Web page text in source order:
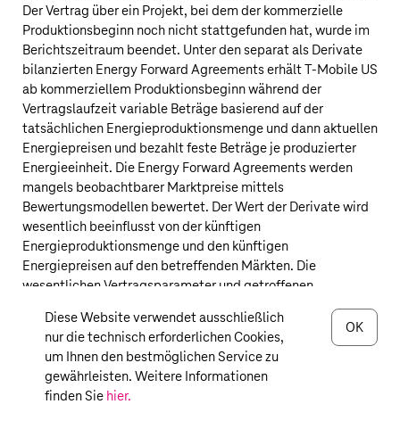
Der Vertrag über ein Projekt, bei dem der kommerzielle
Produktionsbeginn noch nicht stattgefunden hat, wurde im
Berichtszeitraum beendet. Unter den separat als Derivate
bilanzierten Energy Forward Agreements erhältT‑Mobile US
ab kommerziellem Produktionsbeginn während der
Vertragslaufzeit variable Beträge basierend auf der
tatsächlichen Energieproduktionsmenge und dann aktuellen
Energiepreisen und bezahlt feste Beträge je produzierter
Energieeinheit. Die Energy Forward Agreements werden
mangels beobachtbarer Marktpreise mittels
Bewertungsmodellen bewertet. Der Wert der Derivate wird
wesentlich beeinflusst von der künftigen
Energieproduktionsmenge und den künftigen
Energiepreisen auf den betreffenden Märkten. Die
wesentlichen Vertragsparameter und getroffenen
Annahmen sind in der nachfolgenden Tabelle dargestellt.
Nach Einschätzung derT‑Mobile USwurden die Verträge zu
aktuellen Marktkonditionen geschlossen, und bei der
Bewertung wurden die am besten geeigneten Werte für die
nicht beobachtbaren Eingangsparameter verwendet. Der
Transaktionspreis bei Vertragsschluss betrug jeweils Null.
Diese Website verwendet ausschließlich
nur die technisch erforderlichen Cookies,
um Ihnen den bestmöglichen Service zu
gewährleisten. Weitere Informationen
finden Sie hier.
OK